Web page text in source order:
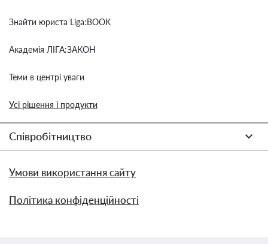
Знайти юриста Liga:BOOK
Академія ЛІГА:ЗАКОН
Теми в центрі уваги
Усі рішення і продукти
Співробітництво
Умови використання сайту
Політика конфіденційності